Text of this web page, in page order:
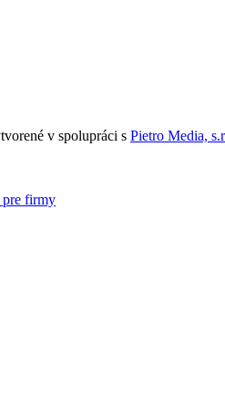
v spolupráci s Pietro Media,
pre firmy